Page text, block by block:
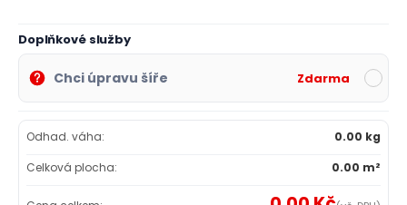
Doplňkové služby
Chci úpravu šíře Zdarma
Odhad. váha:
0.00 kg
Celková plocha:
0.00 m²